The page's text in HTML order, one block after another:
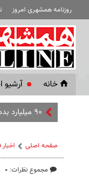
روزنامه همشهری امروز
خانه آرشیو
۹۰ میلیارد بدهید تا از پرسپولیس بروم | تارتا
صفحه اصلی
مجموع نظرات: ۰